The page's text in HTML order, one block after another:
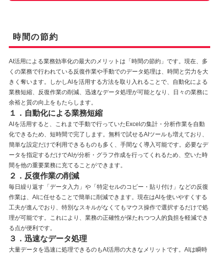
時間の節約
AI活用による業務効率化の最大のメリットは「時間の節約」です。現在、多
くの業務で行われている反復作業や手動でのデータ処理は、時間と労力を大
きく奪います。しかしAIを活用する方法を取り入れることで、自動化による
業務短縮、反復作業の削減、迅速なデータ処理が可能となり、日々の業務に
余裕と質の向上をもたらします。
１．自動化による業務短縮
AIを活用すると、これまで手動で行っていたExcelの集計・分析作業を自動
化できるため、短時間で完了します。無料で試せるAIツールも増えており、
簡単な設定だけで利用できるものも多く、手間なく導入可能です。必要なデ
ータを指定するだけでAIが分析・グラフ作成を行ってくれるため、空いた時
間を他の重要業務に充てることができます。
２．反復作業の削減
毎日繰り返す「データ入力」や「特定セルのコピー・貼り付け」などの反復
作業は、AIに任せることで簡単に削減できます。現在はAIを使いやすくする
工夫が進んでおり、特別なスキルがなくてもマウス操作で選択するだけで処
理が可能です。これにより、業務の正確性が保たれつつ人的負担を軽減でき
る点が便利です。
３．迅速なデータ処理
大量データを迅速に処理できるのもAI活用の大きなメリットです。AIは瞬時